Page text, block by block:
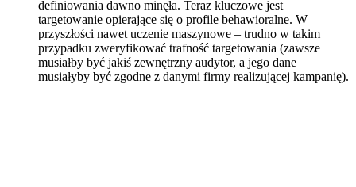
definiowania dawno minęła. Teraz kluczowe jest
targetowanie opierające się o profile behawioralne. W
przyszłości nawet uczenie maszynowe – trudno w takim
przypadku zweryfikować trafność targetowania (zawsze
musiałby być jakiś zewnętrzny audytor, a jego dane
musiałyby być zgodne z danymi firmy realizującej kampanię).